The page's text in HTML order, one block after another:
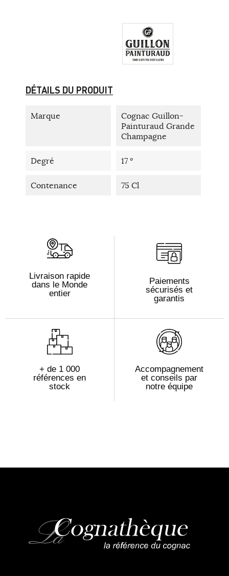
DÉTAILS DU PRODUIT
Marque
Cognac Guillon-
Painturaud Grande
Champagne
Degré 17 °
Contenance 75 Cl
Livraison rapide
dans le Monde
entier
Paiements
sécurisés et
garantis
+ de 1 000
références en
stock
Accompagnement
et conseils par
notre équipe